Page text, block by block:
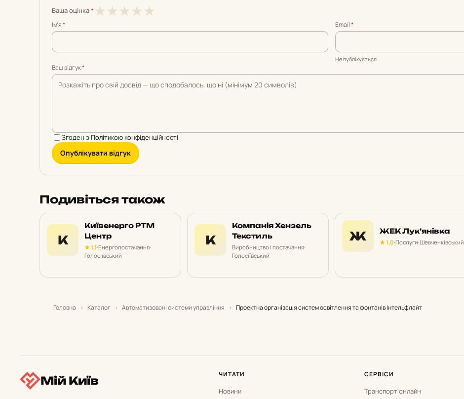
Ваша оцінка* ★
5
★4
5
★3
5
★2
5
★1
5
Імʼя* Email*
Не публікується
Ваш відгук*
Згоден з Політикою конфіденційності
Опублікувати відгук
Подивіться також
К
Київенерго РТМ
Центр
★ 1,1·Енергопостачання·
Голосіївський
К
Компанія Хензель
Текстиль
Виробництво і постачання·
Голосіївський
Ж ЖЕК Лук’янівка
★ 1,0·Послуги·Шевченківський
Головна › Каталог › Автоматизовані системи управління › Проектна організація систем освітлення та фонтанів Інтельфлайт
Мій Київ ЧИТАТИ
Новини
СЕРВІСИ
Транспорт онлайн